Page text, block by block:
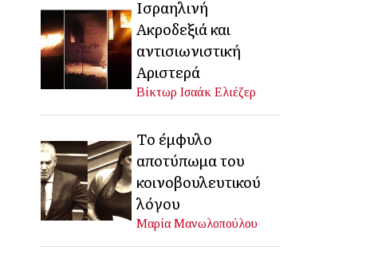
Ισραηλινή
Ακροδεξιά και
αντισιωνιστική
Αριστερά
Βίκτωρ Ισαάκ Ελιέζερ
Το έμφυλο
αποτύπωμα του
κοινοβουλευτικού
λόγου
Μαρία Μανωλοπούλου